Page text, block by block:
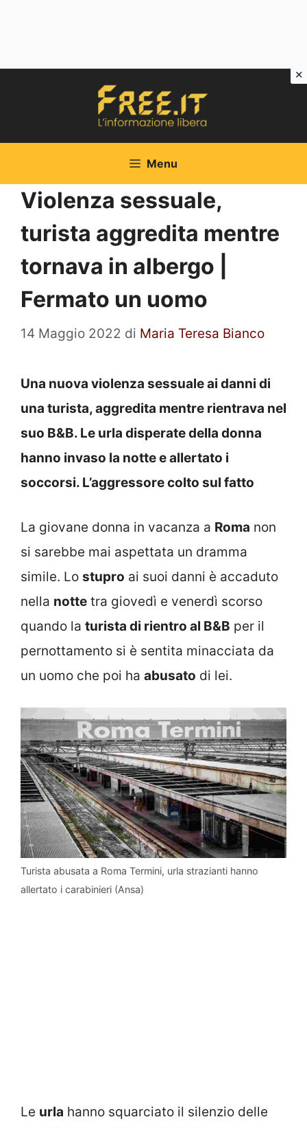
Menu
Violenza sessuale,
turista aggredita mentre
tornava in albergo |
Fermato un uomo
14 Maggio 2022 di Maria Teresa Bianco
Una nuova violenza sessuale ai danni di
una turista, aggredita mentre rientrava nel
suo B&B. Le urla disperate della donna
hanno invaso la notte e allertato i
soccorsi. L’aggressore colto sul fatto
La giovane donna in vacanza a Roma non
si sarebbe mai aspettata un dramma
simile. Lo stupro ai suoi danni è accaduto
nella notte tra giovedì e venerdì scorso
quando la turista di rientro al B&B per il
pernottamento si è sentita minacciata da
un uomo che poi ha abusato di lei.
Turista abusata a Roma Termini, urla strazianti hanno
allertato i carabinieri (Ansa)
Le urla hanno squarciato il silenzio delle